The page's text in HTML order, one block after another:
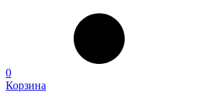
0
Корзина